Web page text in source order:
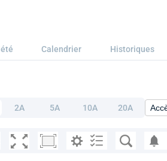
Calendrier Historiques
2A 5A 10A 20A